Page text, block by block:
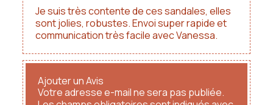
Note
sur
5
Je suis très contente de ces sandales, elles
sont jolies, robustes. Envoi super rapide et
communication très facile avec Vanessa.
Ajouter un Avis
Votre adresse e-mail ne sera pas publiée.